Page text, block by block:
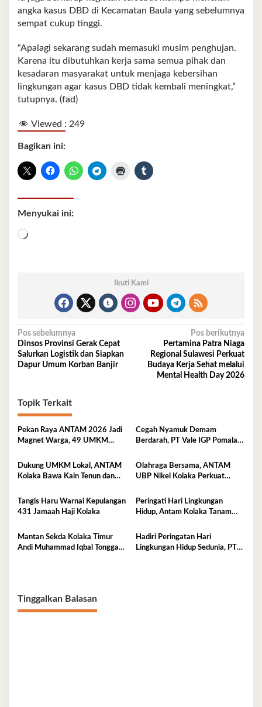
angka kasus DBD di Kecamatan Baula yang sebelumnya
sempat cukup tinggi.
“Apalagi sekarang sudah memasuki musim penghujan.
Karena itu dibutuhkan kerja sama semua pihak dan
kesadaran masyarakat untuk menjaga kebersihan
lingkungan agar kasus DBD tidak kembali meningkat,”
tutupnya. (fad)
Viewed : 249
Bagikan ini:
Menyukai ini:
Memuat...
Ikuti Kami
Navigasi
pos
Pos sebelumnya
Dinsos Provinsi Gerak Cepat
Salurkan Logistik dan Siapkan
Dapur Umum Korban Banjir
Pos berikutnya
Pertamina Patra Niaga
Regional Sulawesi Perkuat
Budaya Kerja Sehat melalui
Mental Health Day 2026
Topik Terkait
Pekan Raya ANTAM 2026 Jadi
Magnet Warga, 49 UMKM
Pomalaa
Cegah Nyamuk Demam
Berdarah, PT Vale IGP Pomalaa
Desa Tambea
Dukung UMKM Lokal, ANTAM
Kolaka Bawa Kain Tenun dan
Dekranas Makassar
Olahraga Bersama, ANTAM
UBP Nikel Kolaka Perkuat
Tangis Haru Warnai Kepulangan
431 Jamaah Haji Kolaka
Peringati Hari Lingkungan
Hidup, Antam Kolaka Tanam
Reklamasi
Mantan Sekda Kolaka Timur
Andi Muhammad Iqbal Tonggasa
Hadiri Peringatan Hari
Lingkungan Hidup Sedunia, PT
Tinggalkan Balasan